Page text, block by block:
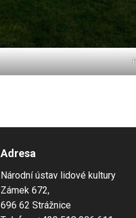
Adresa
Národní ústav lidové kultury
Zámek 672,
696 62 Strážnice